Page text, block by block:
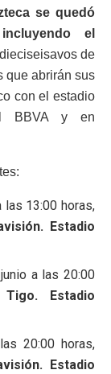
se quedó
el
de
que abrirán sus
con el estadio
BBVA y en
las 13:00 horas,
Estadio
a las 20:00
Estadio
20:00 horas,
Estadio